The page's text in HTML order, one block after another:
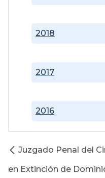
2016
2017
2018
Juzgado Penal del
en Extinción de